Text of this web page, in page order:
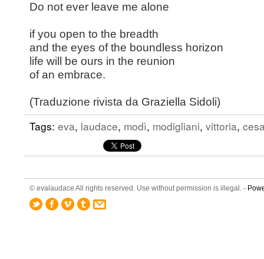
Do not ever leave me alone
if you open to the breadth
and the eyes of the boundless horizon
life will be ours in the reunion
of an embrace.
(Traduzione rivista da Graziella Sidoli)
Tags: eva, laudace, modì, modigliani, vittoria,
© evalaudace All rights reserved. Use without permission is illegal. -